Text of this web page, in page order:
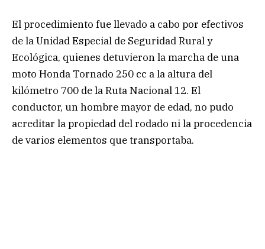
El procedimiento fue llevado a cabo por efectivos
de la Unidad Especial de Seguridad Rural y
Ecológica, quienes detuvieron la marcha de una
moto Honda Tornado 250 cc a la altura del
kilómetro 700 de la Ruta Nacional 12. El
conductor, un hombre mayor de edad, no pudo
acreditar la propiedad del rodado ni la procedencia
de varios elementos que transportaba.